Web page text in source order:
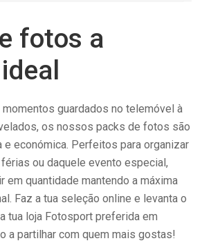
fotos a
guardados no telemóvel à
os nossos packs de fotos são
e económica. Perfeitos para organizar
ou daquele evento especial,
em quantidade mantendo a máxima
Faz a tua seleção online e levanta o
tua loja Fotosport preferida em
a partilhar com quem mais gostas!